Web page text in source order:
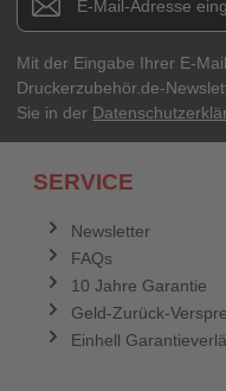
Mit der Eingabe Ihrer E-
Druckerzubehör.de-
Sie in der
SERVICE
Newsletter
FAQs
10 Jahre Garantie
Geld-Zurück-
Einhell